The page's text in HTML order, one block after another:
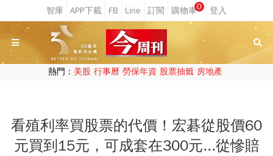
0
熱門： 美股 行事曆 勞保年資 股票抽籤 房地產
看殖利率買股票的代價！宏碁從股價60
元買到15元，可成套在300元...從慘賠